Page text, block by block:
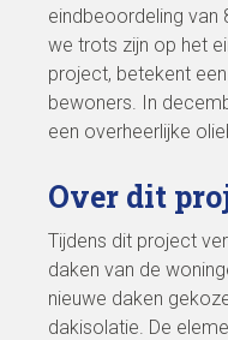
eindbeoordeling van
we trots zijn op het
project, betekent
bewoners. In
een overheerlijke
Over dit
Tijdens dit project
daken van de
nieuwe daken
dakisolatie. De